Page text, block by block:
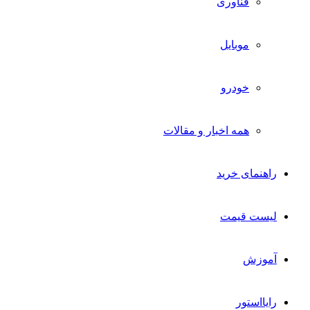
موبایل
خودرو
همه اخبار و مقالات
راهنمای خرید
لیست قیمت
آموزش
رایااستور